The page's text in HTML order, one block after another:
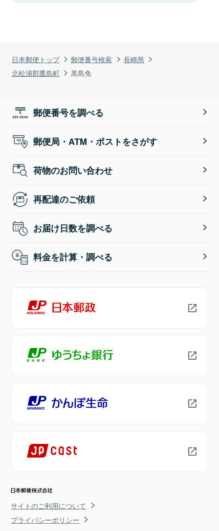
日本郵便トップ 郵便番号検索
長崎県
北松浦郡鷹島町
黒島免
郵便番号を調べる
郵便局・ATM・ポストをさがす
荷物のお問い合わせ
再配達のご依頼
お届け日数を調べる
料金を計算・調べる
サイトのご利用について
プライバシーポリシー